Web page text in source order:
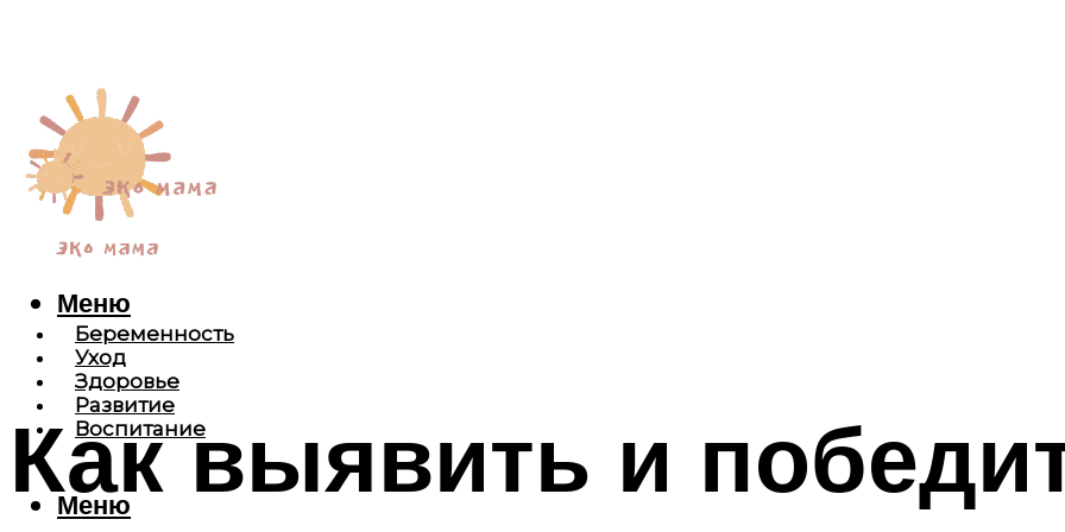
Беременность
Уход
Здоровье
Развитие
Воспитание
Меню
Меню
Как выявить и